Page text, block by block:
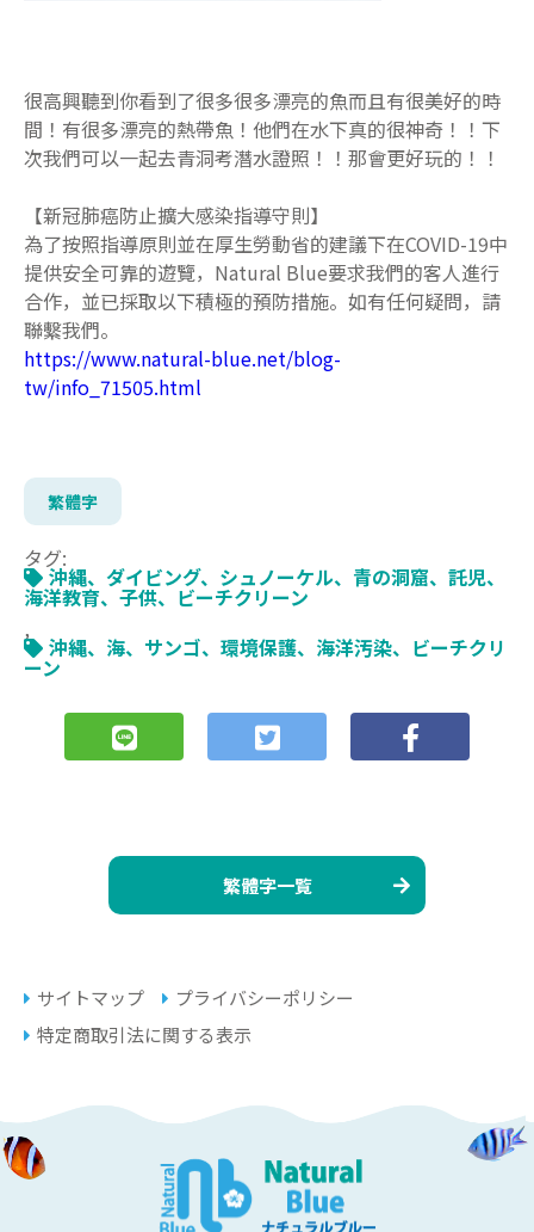
很高興聽到你看到了很多很多漂亮的魚而且有很美好的時
間！有很多漂亮的熱帶魚！他們在水下真的很神奇！！下
次我們可以一起去青洞考潛水證照！！那會更好玩的！！
【新冠肺癌防止擴大感染指導守則】
為了按照指導原則並在厚生勞動省的建議下在COVID-19中
提供安全可靠的遊覽，Natural Blue要求我們的客人進行
合作，並已採取以下積極的預防措施。如有任何疑問，請
聯繫我們。
https://www.natural-blue.net/blog-
tw/info_71505.html
繁體字
タグ:
沖縄、ダイビング、シュノーケル、青の洞窟、託児、
海洋教育、子供、ビーチクリーン
,
沖縄、海、サンゴ、環境保護、海洋汚染、ビーチクリ
ーン
繁體字一覧
サイトマップ
プライバシーポリシー
特定商取引法に関する表示